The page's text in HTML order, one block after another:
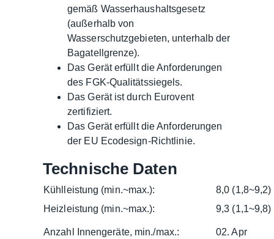
gemäß Wasserhaushaltsgesetz
(außerhalb von
Wasserschutzgebieten, unterhalb der
Bagatellgrenze).
Das Gerät erfüllt die Anforderungen
des FGK-Qualitätssiegels.
Das Gerät ist durch Eurovent
zertifiziert.
Das Gerät erfüllt die Anforderungen
der EU Ecodesign-Richtlinie.
Technische Daten
Kühlleistung (min.~max.):
8,0 (1,8~9,2)
Heizleistung (min.~max.):
9,3 (1,1~9,8)
Anzahl Innengeräte, min./max.:
02. Apr